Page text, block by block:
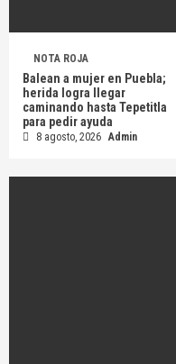
NOTA ROJA
Balean a mujer en Puebla;
herida logra llegar
caminando hasta Tepetitla
para pedir ayuda
8 agosto, 2026 Admin